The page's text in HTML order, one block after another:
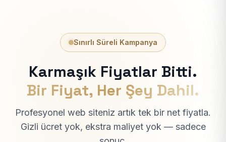
Sınırlı Süreli Kampanya
Karmaşık Fiyatlar Bitti.
Bir Fiyat, Her Şey Dahil.
Profesyonel web siteniz artık tek bir net fiyatla.
Gizli ücret yok, ekstra maliyet yok — sadece